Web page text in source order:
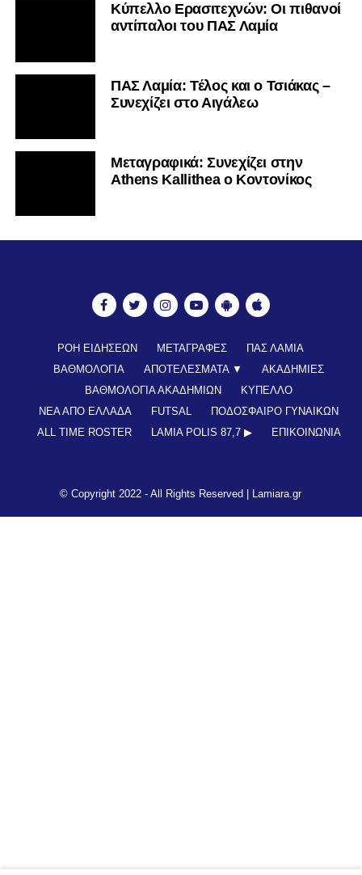
Κύπελλο Ερασιτεχνών: Οι πιθανοί
αντίπαλοι του ΠΑΣ Λαμία
ΠΑΣ Λαμία: Τέλος και ο Τσιάκας –
Συνεχίζει στο Αιγάλεω
Mεταγραφικά: Συνεχίζει στην
Athens Kallithea ο Κοντονίκος
ΡΟΗ ΕΙΔΗΣΕΩΝ ΜΕΤΑΓΡΑΦΕΣ
ΠΑΣ ΛΑΜΙΑ
ΒΑΘΜΟΛΟΓΙΑ
ΑΠΟΤΕΛΕΣΜΑΤΑ ▼
ΑΚΑΔΗΜΙΕΣ
ΒΑΘΜΟΛΟΓΙΑ ΑΚΑΔΗΜΙΩΝ
ΚΥΠΕΛΛΟ
ΝΕΑ ΑΠΟ ΕΛΛΑΔΑ
FUTSAL
ΠΟΔΟΣΦΑΙΡΟ ΓΥΝΑΙΚΩΝ
ALL TIME ROSTER
LAMIA POLIS 87,7 ▶︎ ΕΠΙΚΟΙΝΩΝΊΑ
© Copyright 2022 - All Rights Reserved | Lamiara.gr